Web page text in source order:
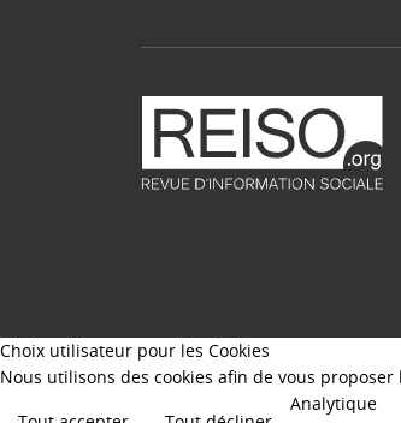
Choix utilisateur pour les Cookies
Nous utilisons des cookies afin de vous
Analytique